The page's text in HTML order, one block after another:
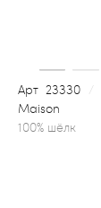
23330
Maison